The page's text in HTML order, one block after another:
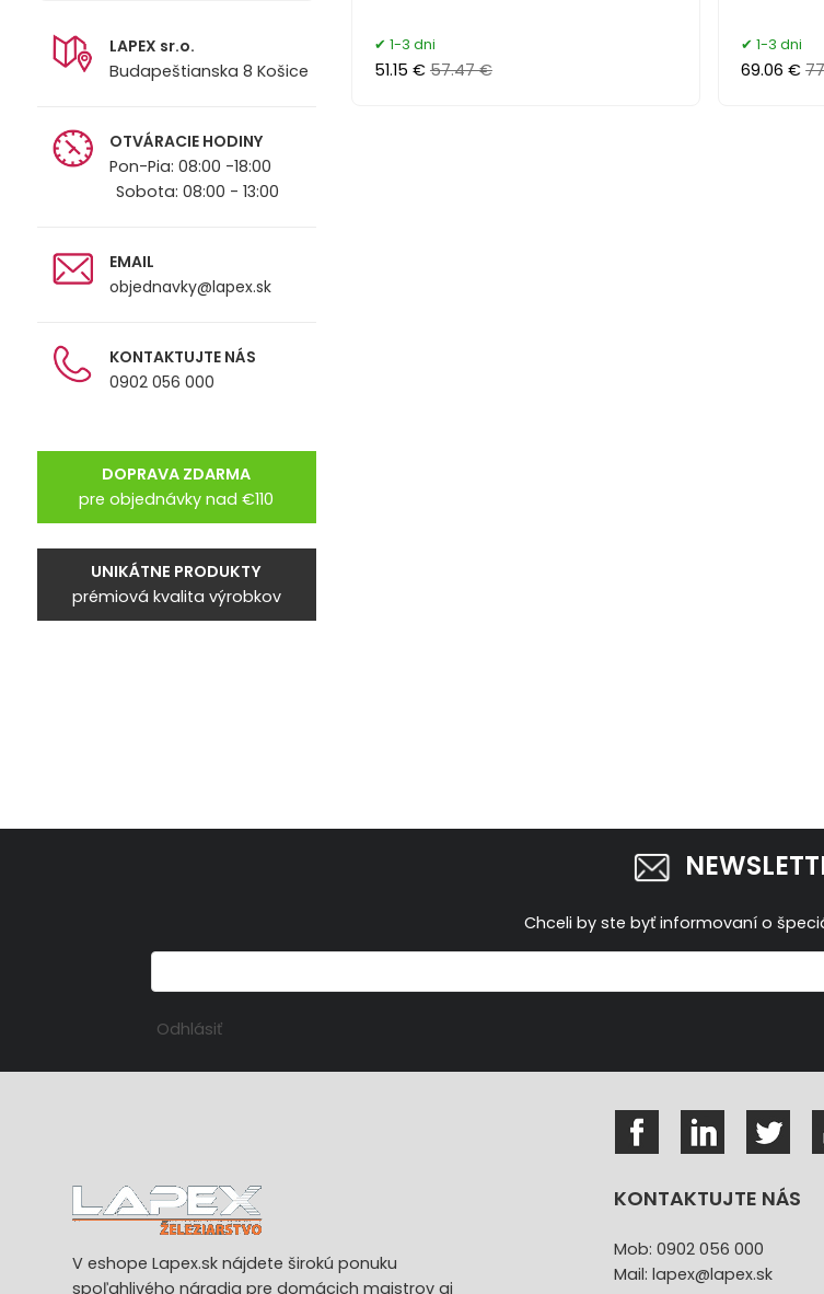
LAPEX sr.o.
Budapeštianska 8 Košice
OTVÁRACIE HODINY
Pon-Pia: 08:00 -18:00
Sobota: 08:00 - 13:00
EMAIL
objednavky@lapex.sk
KONTAKTUJTE NÁS
0902 056 000
DOPRAVA ZDARMA
pre objednávky nad €110
UNIKÁTNE PRODUKTY
prémiová kvalita výrobkov
1-3 dni
51.15 € 57.47 €
1-3 dni
69.06 €
Chceli by ste byť informovaní o
Odhlásiť
V eshope Lapex.sk nájdete širokú ponuku
spoľahlivého náradia pre domácich majstrov aj
KONTAKTUJTE NÁS
Mob: 0902 056 000
Mail: lapex@lapex.sk